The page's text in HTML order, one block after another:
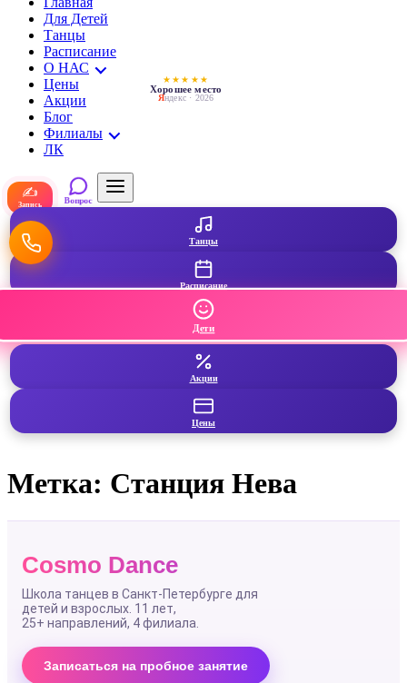
Для Детей
Танцы
Расписание
О НАС
Цены
Акции
Блог
Филиалы
ЛК
★★★★★
Хорошее место
Яндекс · 2026
✍
Запись Вопрос
Танцы
Расписание
Дети
Акции
Цены
Метка: Станция Нева
Cosmo Dance
Школа танцев в Санкт-Петербурге для
детей и взрослых. 11 лет,
25+ направлений, 4 филиала.
Записаться на пробное занятие